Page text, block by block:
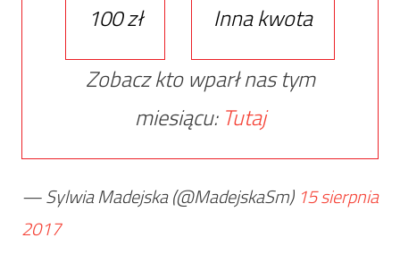
100 zł
Inna kwota
Zobacz kto wparł nas tym
miesiącu: Tutaj
— Sylwia Madejska (@MadejskaSm) 15 sierpnia
2017